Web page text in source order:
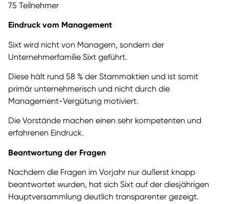
75 Teilnehmer
Eindruck vom Management
Sixt wird nicht von Managern, sondern der
Unternehmerfamilie Sixt geführt.
Diese hält rund 58 % der Stammaktien und ist somit
primär unternehmerisch und nicht durch die
Management-Vergütung motiviert.
Die Vorstände machen einen sehr kompetenten und
erfahrenen Eindruck.
Beantwortung der Fragen
Nachdem die Fragen im Vorjahr nur äußerst knapp
beantwortet wurden, hat sich Sixt auf der diesjährigen
Hauptversammlung deutlich transparenter gezeigt.